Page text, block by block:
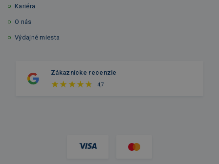
Kariéra
O nás
Výdajné miesta
Zákaznícke recenzie
4,7